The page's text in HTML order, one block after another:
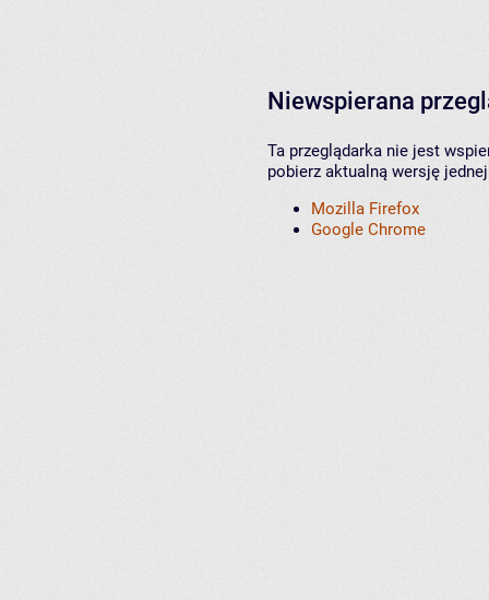
Niewspierana
Ta przeglądarka nie jest
pobierz aktualną wersję
Mozilla Firefox
Google Chrome